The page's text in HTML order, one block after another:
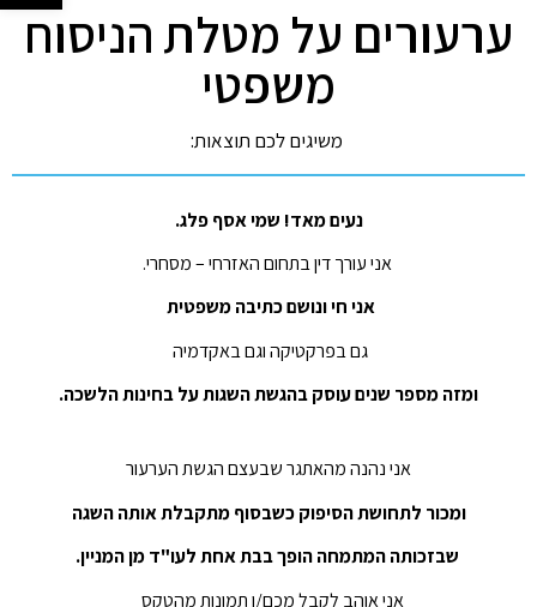
ערעורים על מטלת הניסוח
משפטי
משיגים לכם תוצאות:
נעים מאד! שמיאסף פלג.
אני עורך דין בתחום האזרחי – מסחרי.
אני חי ונושם כתיבה משפטית
גם בפרקטיקה וגם באקדמיה
ומזה מספר שנים עוסקבהגשת השגות על בחינות הלשכה.
אני נהנה מהאתגר שבעצם הגשת הערעור
ומכור לתחושת הסיפוק כשבסוף מתקבלת אותה השגה
שבזכותה המתמחה הופך בבת אחת לעו"ד מן המניין.
אני אוהב לקבל מכם/ן תמונות מהטקס